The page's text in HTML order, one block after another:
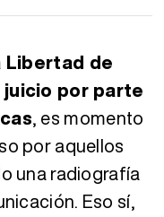
Libertad de
por parte
, es momento
por aquellos
una radiografía
Eso sí,